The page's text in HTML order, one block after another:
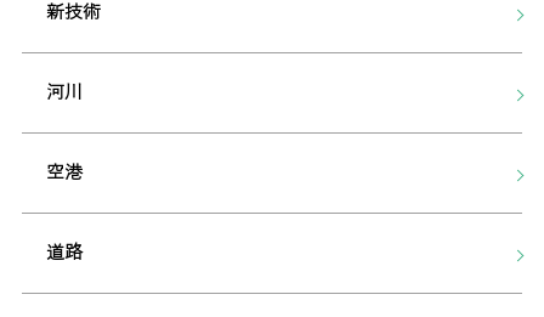
新技術
河川
空港
道路